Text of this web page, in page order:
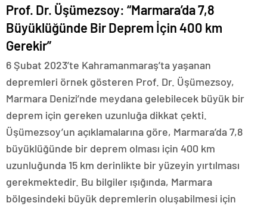
Prof. Dr. Üşümezsoy: “Marmara’da 7,8
Büyüklüğünde Bir Deprem İçin 400 km
Gerekir”
6 Şubat 2023’te Kahramanmaraş’ta yaşanan
depremleri örnek gösteren Prof. Dr. Üşümezsoy,
Marmara Denizi’nde meydana gelebilecek büyük bir
deprem için gereken uzunluğa dikkat çekti.
Üşümezsoy’un açıklamalarına göre, Marmara’da 7,8
büyüklüğünde bir deprem olması için 400 km
uzunluğunda 15 km derinlikte bir yüzeyin yırtılması
gerekmektedir. Bu bilgiler ışığında, Marmara
bölgesindeki büyük depremlerin oluşabilmesi için